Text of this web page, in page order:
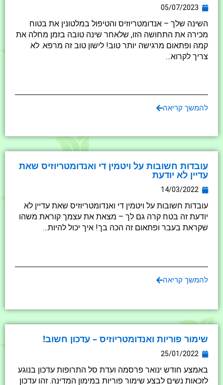
05/07/2023
השינה שלך – אנדומטריוזיס והטיפול במלטונין את בטוח
מכירה את התחושה הזו, שלאחר שינה טובה בזמן מחלה את
קמה ופתאום מרגישה יותר טוב! לישון טוב זה מרפא. לא
צריך לקרוא…
להמשך קריאה
עובדות חשובות על ויטמין די ואנדומטריוזיס שאת
עדיין לא יודעת
14/03/2022
עובדות חשובות על ויטמין די ואנדומטריוזיס שאת עדיין לא
יודעת זה בטח קרה גם לך – מצאת את עצמך קוראת משהו
שקראת בעבר ופתאום זה הכה בך! איך יכול להיות…
להמשך קריאה
שימור פוריות ואנדומטריוזיס – עדכון חשוב!
25/01/2022
באמצע חודש ינואר פרסמה ועדת סל התרופות עדכון בנוגע
לזכאות נשים לבצע שימור פוריות במימון המדינה. זהו עדכון